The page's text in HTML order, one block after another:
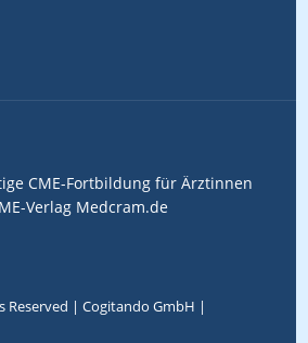
CME-Fortbildung für Ärztinnen
VerlagMedcram.de
Reserved | Cogitando GmbH |